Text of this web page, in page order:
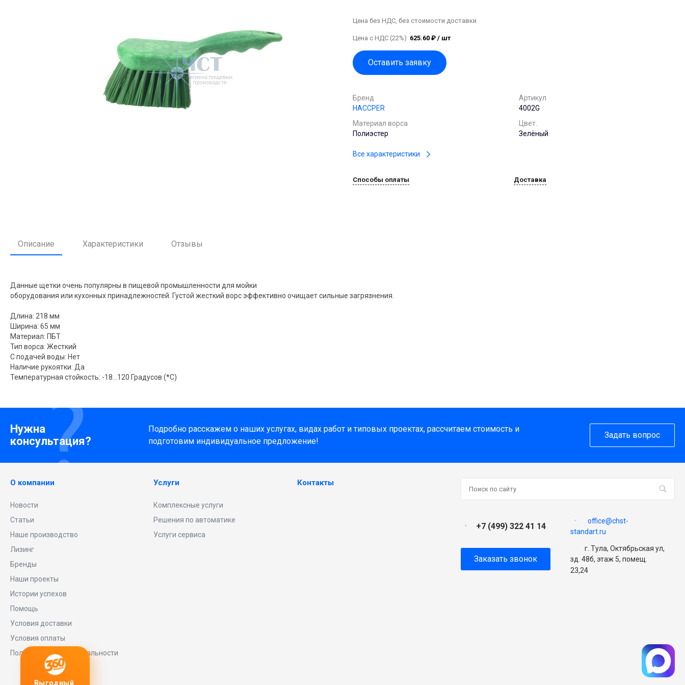
office@chst-standart.ru
г. Краснодар, ул.
Красных Партизан, д.
Цена без НДС, без стоимости доставки
Цена с НДС (22%) 625.60 ₽ / шт
Оставить заявку
Бренд
HACCPER
Артикул
4002G
Материал ворса
Полиэстер
Цвет.
Зелёный
Все характеристики
Способы оплаты Доставка
Описание Характеристики Отзывы
Данные щетки очень популярны в пищевой промышленности для мойки
оборудования или кухонных принадлежностей. Густой жесткий ворс эффективно очищает сильные загрязнения.
Длина: 218 мм
Ширина: 65 мм
Материал: ПБТ
Тип ворса: Жесткий
С подачей воды: Нет
Наличие рукоятки: Да
Температурная стойкость: -18…120 Градусов (*С)
Нужна
консультация?
Подробно расскажем о наших услугах, видах работ и типовых проектах, рассчитаем стоимость и
подготовим индивидуальное предложение!
Задать вопрос
О компании
Новости
Статьи
Наше производство
Лизинг
Бренды
Наши проекты
Истории успехов
Помощь
Условия доставки
Условия оплаты
Политика конфиденциальности
Услуги
Комплексные услуги
Решения по автоматике
Услуги сервиса
Контакты
+7 (499) 322 41 14
office@chst-
standart.ru
Заказать звонок
г. Тула, Октябрьская ул,
зд. 48б, этаж 5, помещ.
23,24
Выгодный